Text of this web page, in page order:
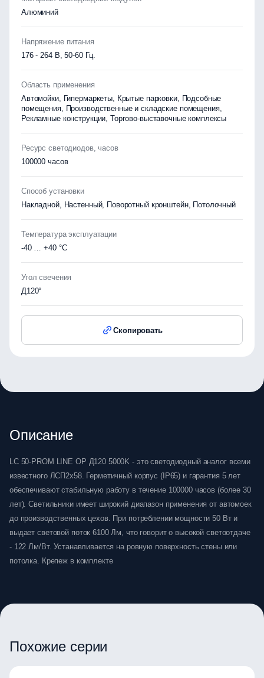
Алюминий
Напряжение питания
176 - 264 В, 50-60 Гц.
Область применения
Автомойки, Гипермаркеты, Крытые парковки, Подсобные
помещения, Производственные и складские помещения,
Рекламные конструкции, Торгово-выставочные комплексы
Ресурс светодиодов, часов
100000 часов
Способ установки
Накладной, Настенный, Поворотный кронштейн, Потолочный
Температура эксплуатации
-40 … +40 °C
Угол свечения
Д120°
Скопировать
Описание
LC 50-PROM LINE OP Д120 5000K - это светодиодный аналог всеми
известного ЛСП2х58. Герметичный корпус (IP65) и гарантия 5 лет
обеспечивают стабильную работу в течение 100000 часов (более 30
лет). Светильники имеет широкий диапазон применения от автомоек
до производственных цехов. При потреблении мощности 50 Вт и
выдает световой поток 6100 Лм, что говорит о высокой светоотдаче
- 122 Лм/Вт. Устанавливается на ровную поверхность стены или
потолка. Крепеж в комплекте
Похожие серии